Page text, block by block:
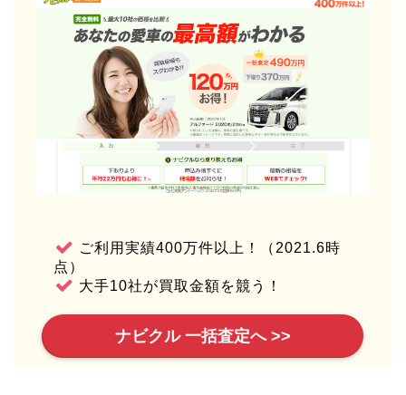
ご利用実績400万件以上！（2021.6時
点）
大手10社が買取金額を競う！
ナビクル 一括査定へ >>